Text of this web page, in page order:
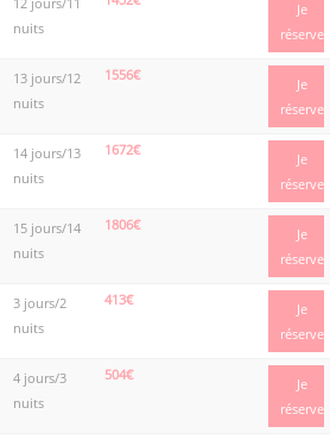
nuits
Je
réserve
13 jours/12
nuits
1556€
Je
réserve
14 jours/13
nuits
1672€
Je
réserve
15 jours/14
nuits
1806€
Je
réserve
3 jours/2
nuits
413€
Je
réserve
4 jours/3
nuits
504€
Je
réserve